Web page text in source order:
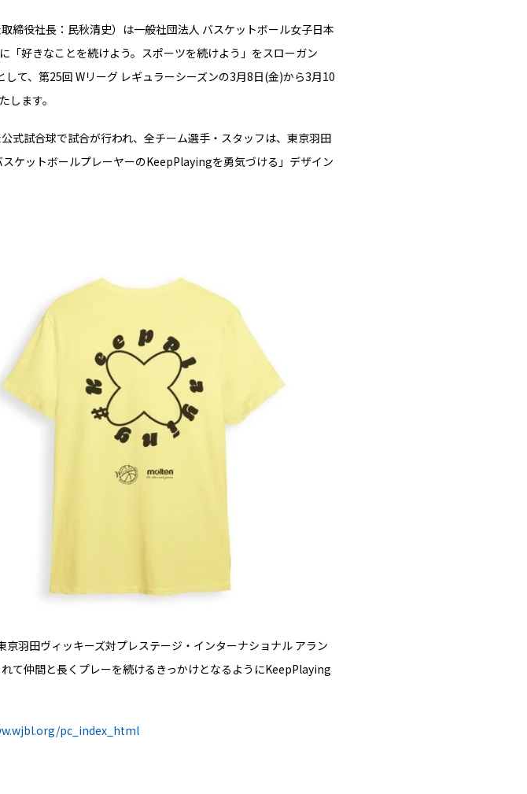
締役社長：民秋清史）は一般社団法人 バスケットボール女子日本
「好きなことを続けよう。スポーツを続けよう」をスローガン
て、第25回 Wリーグ レギュラーシーズンの3月8日(金)から3月10
ます。
式試合球で試合が行われ、全チーム選手・スタッフは、東京羽田
ケットボールプレーヤーのKeepPlayingを勇気づける」デザイン
羽田ヴィッキーズ対プレステージ・インターナショナル アラン
て仲間と長くプレーを続けるきっかけとなるようにKeepPlaying
pc_index_html